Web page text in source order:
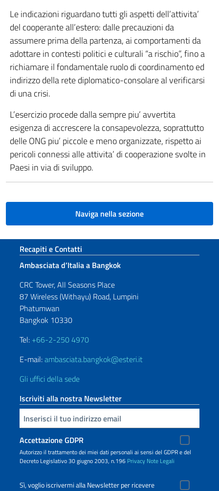
Le indicazioni riguardano tutti gli aspetti dell’attivita’
del cooperante all’estero: dalle precauzioni da
assumere prima della partenza, ai comportamenti da
adottare in contesti politici e culturali “a rischio”, fino a
richiamare il fondamentale ruolo di coordinamento ed
indirizzo della rete diplomatico-consolare al verificarsi
di una crisi.
L’esercizio procede dalla sempre piu’ avvertita
esigenza di accrescere la consapevolezza, soprattutto
delle ONG piu’ piccole e meno organizzate, rispetto ai
pericoli connessi alle attivita’ di cooperazione svolte in
Paesi in via di sviluppo.
Naviga nella sezione
Sezione footer
Recapiti e Contatti
Ambasciata d’Italia a Bangkok
CRC Tower, All Seasons Place
87 Wireless (Withayu) Road, Lumpini
Phatumwan
Bangkok 10330
Tel: +66-2-250 4970
E-mail:ambasciata.bangkok@esteri.it
Gli uffici della sede
Iscriviti alla nostra Newsletter
Inserisci la tua email
Accettazione GDPR
Autorizzo il trattamento dei miei dati personali ai sensi del GDPR e del
Decreto Legislativo 30 giugno 2003, n.196 Privacy Note Legali
Sì, voglio iscrivermi alla Newsletter per ricevere